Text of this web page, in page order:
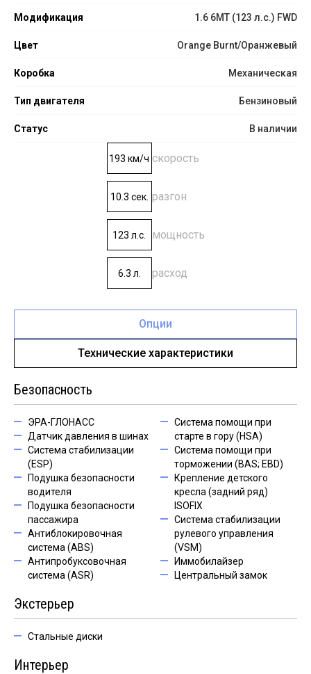
Модификация 1.6 6MT (123 л.с.) FWD
Цвет Orange Burnt/Оранжевый
Коробка Механическая
Тип двигателя Бензиновый
Статус В наличии
193 км/ч скорость
10.3 сек. разгон
123 л.с. мощность
6.3 л. расход
Опции
Технические характеристики
Безопасность
ЭРА-ГЛОНАСС
Датчик давления в шинах
Система стабилизации
(ESP)
Подушка безопасности
водителя
Подушка безопасности
пассажира
Антиблокировочная
система (ABS)
Антипробуксовочная
система (ASR)
Система помощи при
старте в гору (HSA)
Система помощи при
торможении (BAS; EBD)
Крепление детского
кресла (задний ряд)
ISOFIX
Система стабилизации
рулевого управления
(VSM)
Иммобилайзер
Центральный замок
Экстерьер
Стальные диски
Интерьер